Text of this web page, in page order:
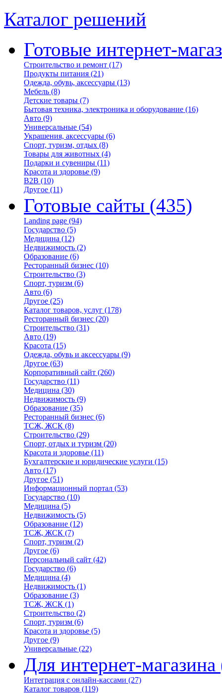
Каталог решений
Готовые интернет-
Строительство и ремонт (17)
Продукты питания (21)
Одежда, обувь, аксессуары (13)
Мебель (8)
Детские товары (7)
Бытовая техника, электроника и оборудование (16)
Авто (9)
Универсальные (54)
Украшения, аксессуары (6)
Спорт, туризм, отдых (8)
Товары для животных (4)
Подарки и сувениры (11)
Красота и здоровье (9)
B2B (10)
Другое (11)
Готовые сайты (435)
Landing page (94)
Государство (5)
Медицина (12)
Недвижимость (2)
Образование (6)
Ресторанный бизнес (10)
Строительство (3)
Спорт, туризм (6)
Авто (6)
Другое (25)
Каталог товаров, услуг (178)
Ресторанный бизнес (20)
Строительство (31)
Авто (19)
Красота (15)
Одежда, обувь и аксессуары (9)
Другое (63)
Корпоративный сайт (260)
Государство (11)
Медицина (30)
Недвижимость (9)
Образование (35)
Ресторанный бизнес (6)
ТСЖ, ЖСК (8)
Строительство (29)
Спорт, отдых и туризм (20)
Красота и здоровье (11)
Бухгалтерские и юридические услуги (15)
Авто (17)
Другое (51)
Информационный портал (53)
Государство (10)
Медицина (5)
Недвижимость (5)
Образование (12)
ТСЖ, ЖСК (7)
Спорт, туризм (2)
Другое (6)
Персональный сайт (42)
Государство (6)
Медицина (4)
Недвижимость (1)
Образование (3)
ТСЖ, ЖСК (1)
Строительство (2)
Спорт, туризм (6)
Красота и здоровье (5)
Другое (9)
Универсальные (22)
Для интернет-магазина
Интеграция с онлайн-кассами (27)
Каталог товаров (119)